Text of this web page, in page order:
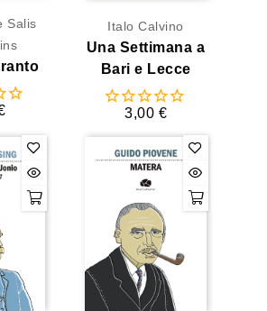
Salis
Italo Calvino
Una Settimana a
Bari e Lecce
3,00 €